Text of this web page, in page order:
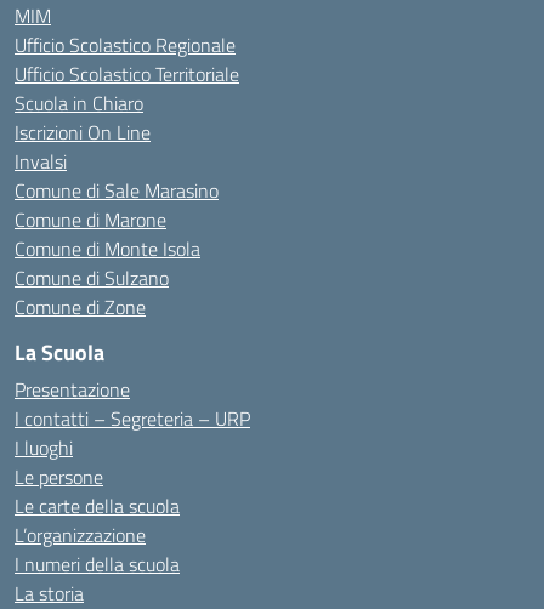
MIM
Ufficio Scolastico Regionale
Ufficio Scolastico Territoriale
Scuola in Chiaro
Iscrizioni On Line
Invalsi
Comune di Sale Marasino
Comune di Marone
Comune di Monte Isola
Comune di Sulzano
Comune di Zone
La Scuola
Presentazione
I contatti – Segreteria – URP
I luoghi
Le persone
Le carte della scuola
L’organizzazione
I numeri della scuola
La storia